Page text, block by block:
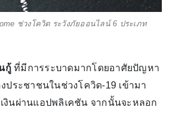
ช่วงโควิด ระวังภัยออนไลน์ 6 ประเภท
กู้ที่มีการระบาดมากโดยอาศัยปัญหา
ประชาชนในช่วงโควิด-19 เข้ามา
งินผ่านแอปพลิเคชัน จากนั้นจะหลอก